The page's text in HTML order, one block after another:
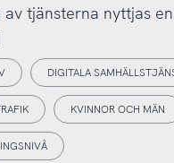
tjänsterna nyttjas
DIGITALA
KVINNOR OCH MÄN